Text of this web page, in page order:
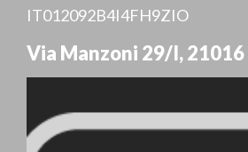
IT012092B4I4FH9ZIO
Via Manzoni 29/I,21016